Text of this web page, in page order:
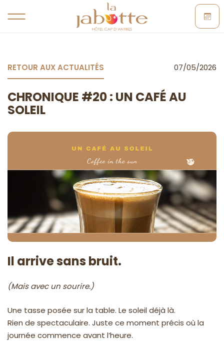
RETOUR AUX ACTUALITÉS 07/05/2026
CHRONIQUE #20 : UN CAFÉ AU
SOLEIL
Il arrive sans bruit.
(Mais avec un sourire.)
Une tasse posée sur la table. Le soleil déjà là.
Rien de spectaculaire. Juste ce moment précis où la
journée commence avant l’heure.